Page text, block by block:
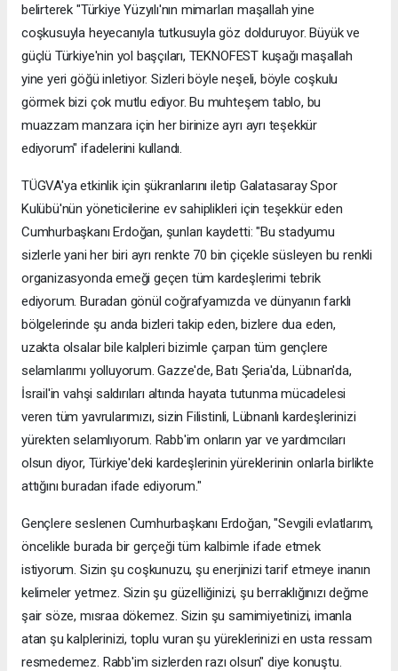
belirterek "Türkiye Yüzyılı'nın mimarları maşallah yine
coşkusuyla heyecanıyla tutkusuyla göz dolduruyor. Büyük ve
güçlü Türkiye'nin yol başçıları, TEKNOFEST kuşağı maşallah
yine yeri göğü inletiyor. Sizleri böyle neşeli, böyle coşkulu
görmek bizi çok mutlu ediyor. Bu muhteşem tablo, bu
muazzam manzara için her birinize ayrı ayrı teşekkür
ediyorum" ifadelerini kullandı.
TÜGVA'ya etkinlik için şükranlarını iletip Galatasaray Spor
Kulübü'nün yöneticilerine ev sahiplikleri için teşekkür eden
Cumhurbaşkanı Erdoğan, şunları kaydetti: "Bu stadyumu
sizlerle yani her biri ayrı renkte 70 bin çiçekle süsleyen bu renkli
organizasyonda emeği geçen tüm kardeşlerimi tebrik
ediyorum. Buradan gönül coğrafyamızda ve dünyanın farklı
bölgelerinde şu anda bizleri takip eden, bizlere dua eden,
uzakta olsalar bile kalpleri bizimle çarpan tüm gençlere
selamlarımı yolluyorum. Gazze'de, Batı Şeria'da, Lübnan'da,
İsrail'in vahşi saldırıları altında hayata tutunma mücadelesi
veren tüm yavrularımızı, sizin Filistinli, Lübnanlı kardeşlerinizi
yürekten selamlıyorum. Rabb'im onların yar ve yardımcıları
olsun diyor, Türkiye'deki kardeşlerinin yüreklerinin onlarla birlikte
attığını buradan ifade ediyorum."
Gençlere seslenen Cumhurbaşkanı Erdoğan, "Sevgili evlatlarım,
öncelikle burada bir gerçeği tüm kalbimle ifade etmek
istiyorum. Sizin şu coşkunuzu, şu enerjinizi tarif etmeye inanın
kelimeler yetmez. Sizin şu güzelliğinizi, şu berraklığınızı değme
şair söze, mısraa dökemez. Sizin şu samimiyetinizi, imanla
atan şu kalplerinizi, toplu vuran şu yüreklerinizi en usta ressam
resmedemez. Rabb'im sizlerden razı olsun" diye konuştu.